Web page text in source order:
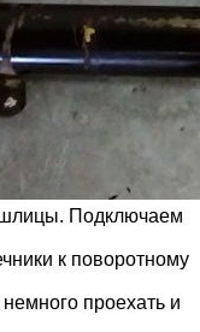
Подключаем
к поворотному
проехать и